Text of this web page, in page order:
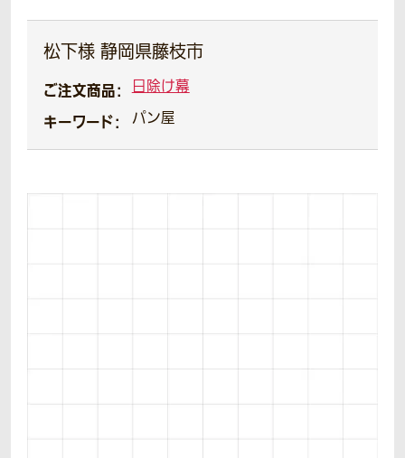
松下様 静岡県藤枝市
ご注文商品： 日除け幕
キーワード： パン屋